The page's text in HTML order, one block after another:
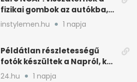
fizikai gombok az autókba,
kevesebb nyomkodással
instylemen.hu 1 napja
Példátlan részletességű
fotók készültek a Napról, két
rejtély is tisztulhat
24.hu 1 napja